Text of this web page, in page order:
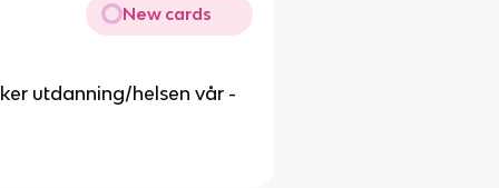
New cards
utdanning/helsen vår -